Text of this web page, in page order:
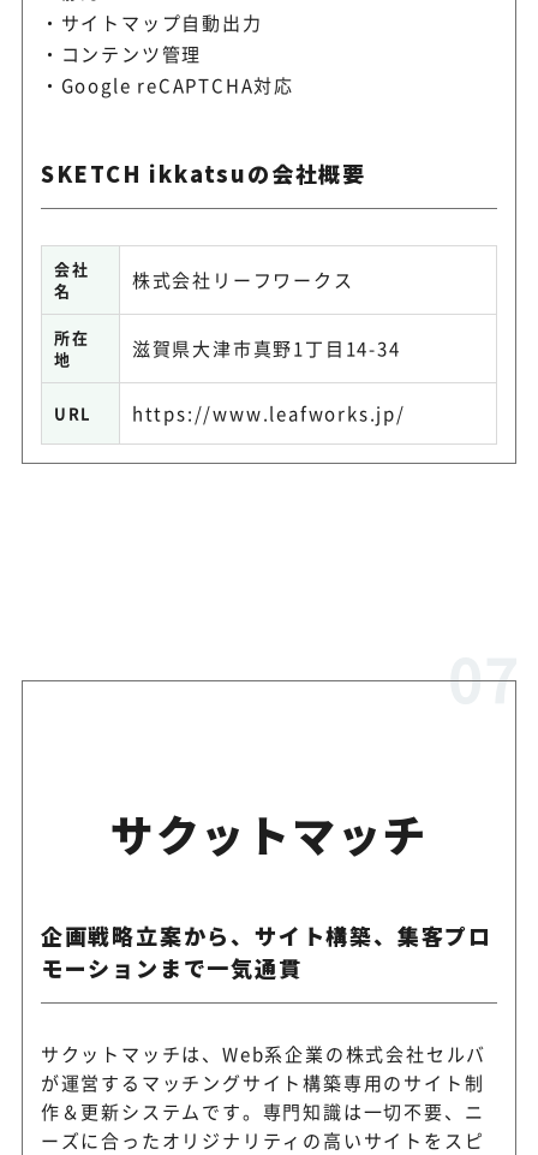
サイトマップ自動出力
コンテンツ管理
Google reCAPTCHA対応
SKETCH ikkatsuの会社概要
会社
名
株式会社リーフワークス
所在
地
滋賀県大津市真野1丁目14-34
URL https://www.leafworks.jp/
サクットマッチ
企画戦略立案から、サイト構築、集客プロ
モーションまで一気通貫
サクットマッチは、Web系企業の株式会社セルバ
が運営するマッチングサイト構築専用のサイト制
作＆更新システムです。専門知識は一切不要、ニ
ーズに合ったオリジナリティの高いサイトをスピ